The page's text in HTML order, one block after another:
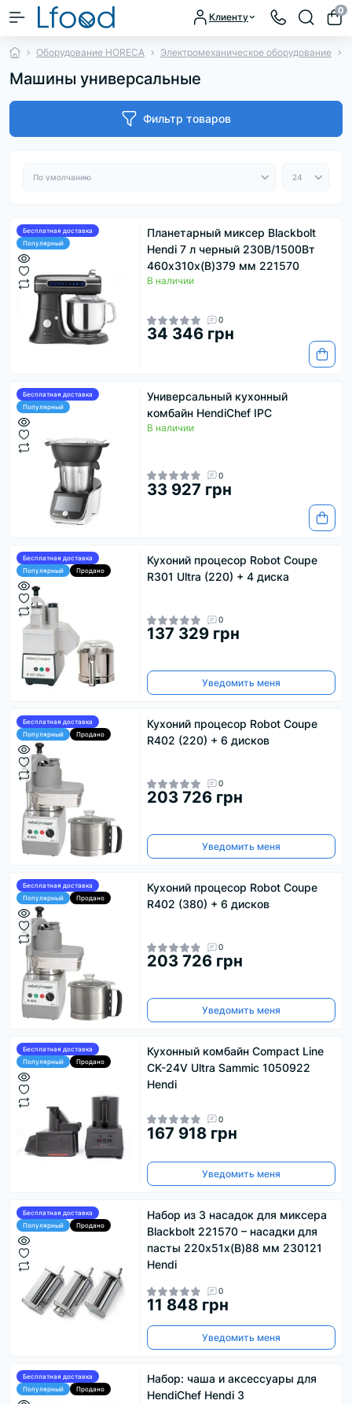
Клиенту
0
Оборудование HORECA Электромеханическое оборудование
Машины универсальные
Фильтр товаров
Бесплатная доставка
Популярный
Планетарный миксер Blackbolt
Hendi 7 л черный 230В/1500Вт
460х310х(В)379 мм 221570
В наличии
0
34 346 грн
Бесплатная доставка
Популярный
Универсальный кухонный
комбайн HendiChef IPC
В наличии
0
33 927 грн
Бесплатная доставка
Популярный
Продано
Кухоний процесор Robot Coupe
R301 Ultra (220) + 4 диска
0
137 329 грн
Уведомить меня
Бесплатная доставка
Популярный
Продано
Кухоний процесор Robot Coupe
R402 (220) + 6 дисков
0
203 726 грн
Уведомить меня
Бесплатная доставка
Популярный
Продано
Кухоний процесор Robot Coupe
R402 (380) + 6 дисков
0
203 726 грн
Уведомить меня
Бесплатная доставка
Популярный
Продано
Кухонный комбайн Compact Line
CK-24V Ultra Sammic 1050922
Hendi
0
167 918 грн
Уведомить меня
Бесплатная доставка
Популярный
Продано
Набор из 3 насадок для миксера
Blackbolt 221570 – насадки для
пасты 220х51х(В)88 мм 230121
Hendi
0
11 848 грн
Уведомить меня
Бесплатная доставка
Популярный
Продано
Набор: чаша и аксессуары для
HendiChef Hendi 3